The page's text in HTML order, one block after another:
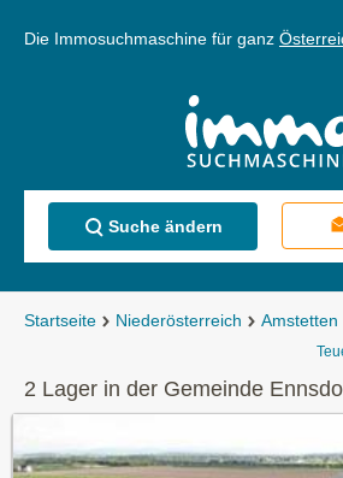
Die Immosuchmaschine für ganz
Suche ändern
Startseite Niederösterreich Amstetten
2 Lager in der Gemeinde